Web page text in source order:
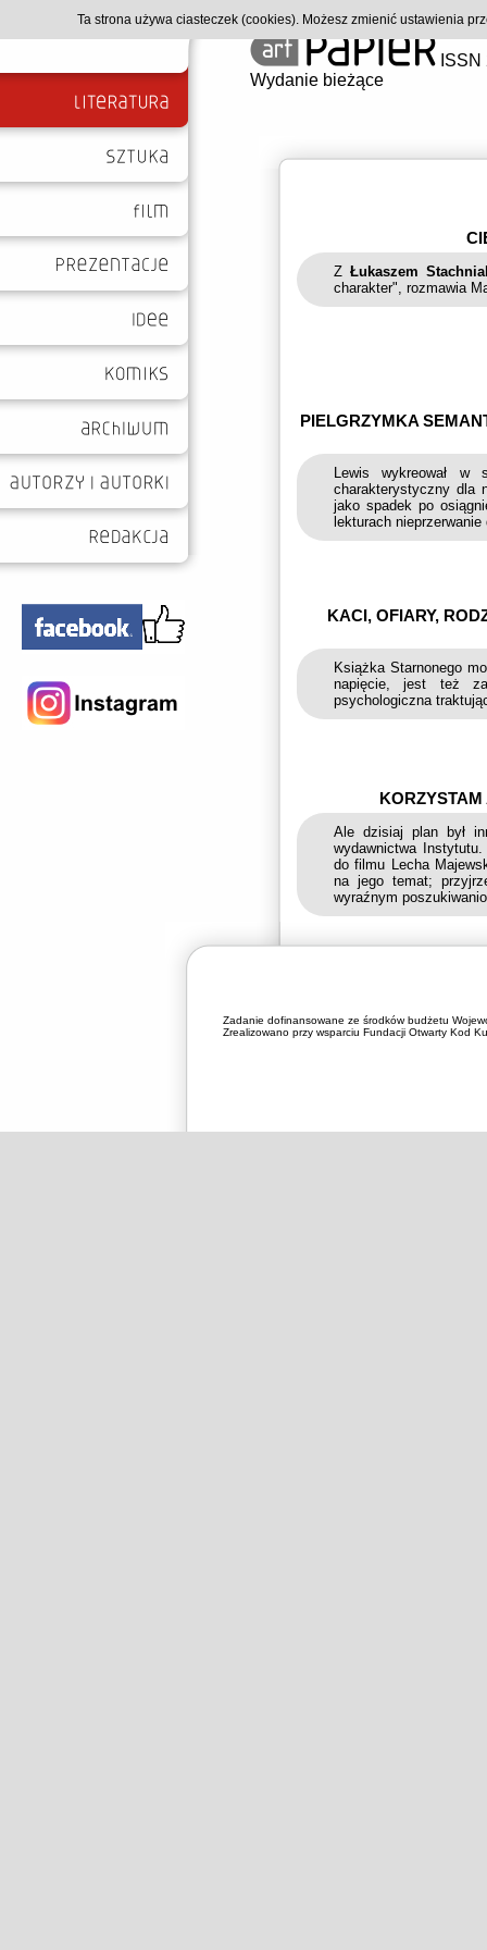
Wydanie bieżące
Z Łukaszem
charakter", rozmawia
PIELGRZYMKA
Lewis wykreował w
charakterystyczny dla
jako spadek po
lekturach
KACI, OFIARY,
Książka Starnonego
napięcie, jest też
psychologiczna
Ale dzisiaj plan był
wydawnictwa Instytutu.
do filmu Lecha
na jego temat;
wyraźnym
Zadanie dofinansowane ze środków budżetu
Zrealizowano przy wsparciu Fundacji Otwarty Kod
Ta strona używa ciasteczek (cookies). Możesz zmienić ustawienia